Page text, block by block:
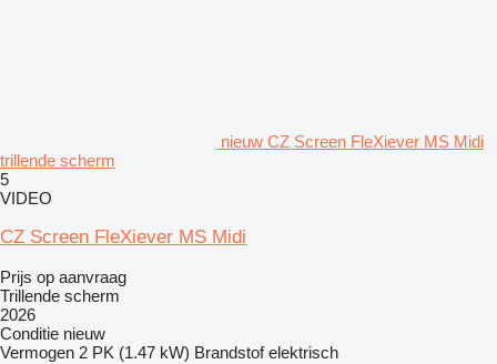
nieuw CZ Screen FleXiever MS Midi
trillende scherm
5
VIDEO
CZ Screen FleXiever MS Midi
Prijs op aanvraag
Trillende scherm
2026
Conditie nieuw
Vermogen 2 PK (1.47 kW) Brandstof elektrisch